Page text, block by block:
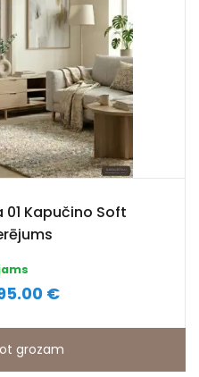
01 Kapučino Soft
€
grozam